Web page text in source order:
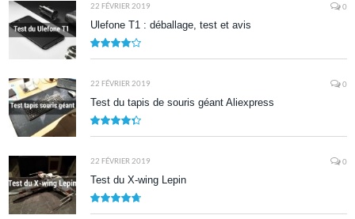
22 FÉVRIER 2019 0
Ulefone T1 : déballage, test et avis
22 FÉVRIER 2019 0
Test du tapis de souris géant Aliexpress
22 FÉVRIER 2019 0
Test du X-wing Lepin